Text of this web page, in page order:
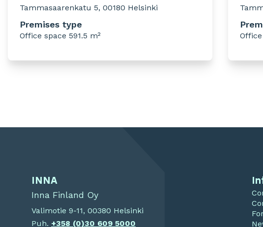
Tammasaarenkatu 5, 00180 Helsinki
Premises type
Office space 591.5 m²
INNA
Inna Finland Oy
Valimotie 9-11, 00380 Helsinki
Puh. +358 (0)30 609 5000